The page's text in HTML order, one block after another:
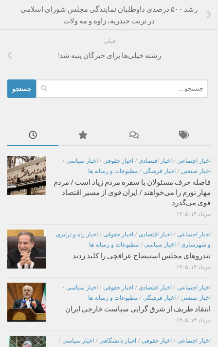
رشد ۵۰۰ درصدی داوطلبان نمایندگی مجلس شورای اسلامی
در تربت حیدریه، زاوه و مه ولات
قبلی
رشته خیلی‌ها برای خبرگان پنبه شد!
برای:
اخبار اجتماعی / اخبار اقتصادی / اخبار حقوقی / اخبار سیاسی /
اخبار صنعتی / اخبار فرهنگی / مطبوعات و رسانه ها
فاصله حرف مسئولان با سفره مردم زیاد است / مردم
مهار تورم را می‌خواهند / ایران قوی از مسیر اقتصاد
قوی می‌گذرد
مرداد ۱۴, ۱۴۰۵
اخبار اجتماعی / اخبار اقتصادی / اخبار حقوقی / اخبار راه و ترابری
و شهرسازی / اخبار سیاسی / مطبوعات و رسانه ها
تندروهای مجلس استیضاح عراقچی را کلید زدند
مرداد ۱۴, ۱۴۰۵
اخبار اجتماعی / اخبار اقتصادی / اخبار حقوقی / اخبار سیاسی /
اخبار صنعتی / اخبار فرهنگی / مطبوعات و رسانه ها
انتقاد ظریف از شرق گرایی سیاست خارجی ایران
مرداد ۱۴, ۱۴۰۵
اخبار اجتماعی / اخبار حقوقی / اخبار دانشگاهی / اخبار سیاسی /